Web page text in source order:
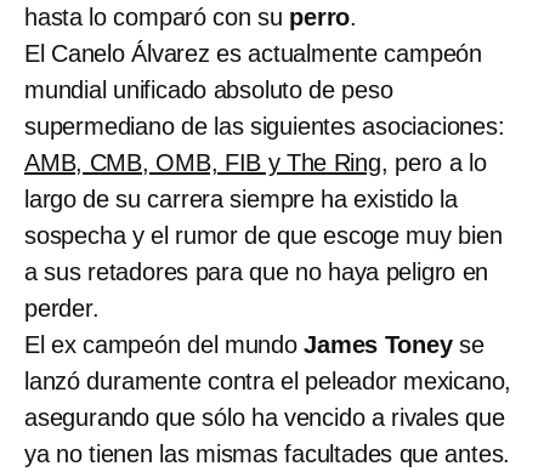
hasta lo comparó con su perro.
El Canelo Álvarez es actualmente campeón
mundial unificado absoluto de peso
supermediano de las siguientes asociaciones:
AMB, CMB, OMB, FIB y The Ring, pero a lo
largo de su carrera siempre ha existido la
sospecha y el rumor de que escoge muy bien
a sus retadores para que no haya peligro en
perder.
El ex campeón del mundoJames Toneyse
lanzó duramente contra el peleador mexicano,
asegurando que sólo ha vencido a rivales que
ya no tienen las mismas facultades que antes.